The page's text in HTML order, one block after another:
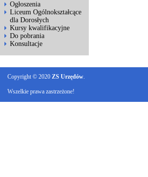
Ogłoszenia
Liceum Ogólnokształcące
dla Dorosłych
Kursy kwalifikacyjne
Do pobrania
Konsultacje
Copyright © 2020 ZS Urzędów.
Wszelkie prawa zastrzeżone!